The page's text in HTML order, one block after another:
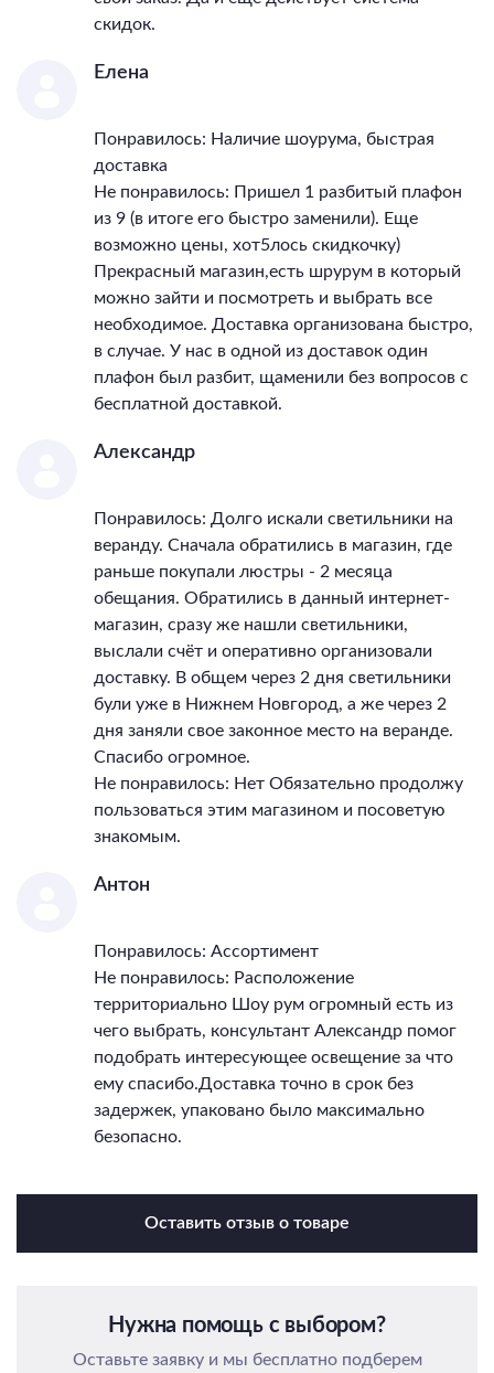
скидок.
Елена
Понравилось: Наличие шоурума, быстрая
доставка
Не понравилось: Пришел 1 разбитый плафон
из 9 (в итоге его быстро заменили). Еще
возможно цены, хот5лось скидкочку)
Прекрасный магазин,есть шрурум в который
можно зайти и посмотреть и выбрать все
необходимое. Доставка организована быстро,
в случае. У нас в одной из доставок один
плафон был разбит, щаменили без вопросов с
бесплатной доставкой.
Александр
Понравилось: Долго искали светильники на
веранду. Сначала обратились в магазин, где
раньше покупали люстры - 2 месяца
обещания. Обратились в данный интернет-
магазин, сразу же нашли светильники,
выслали счёт и оперативно организовали
доставку. В общем через 2 дня светильники
були уже в Нижнем Новгород, а же через 2
дня заняли свое законное место на веранде.
Спасибо огромное.
Не понравилось: Нет Обязательно продолжу
пользоваться этим магазином и посоветую
знакомым.
Антон
Понравилось: Ассортимент
Не понравилось: Расположение
территориально Шоу рум огромный есть из
чего выбрать, консультант Александр помог
подобрать интересующее освещение за что
ему спасибо.Доставка точно в срок без
задержек, упаковано было максимально
безопасно.
Оставить отзыв о товаре
Нужна помощь с выбором?
Оставьте заявку и мы бесплатно подберем